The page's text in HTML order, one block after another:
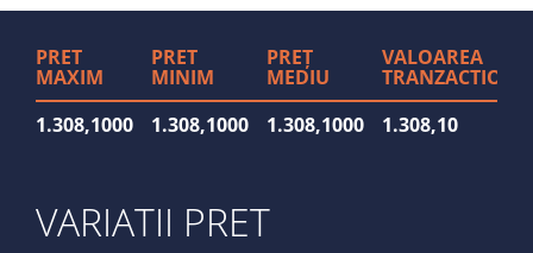
PRET
MAXIM
PRET
MINIM
PREȚ
MEDIU
VALOAREA
1.308,1000
1.308,1000 1.308,1000 1.308,10
VARIATII PRET